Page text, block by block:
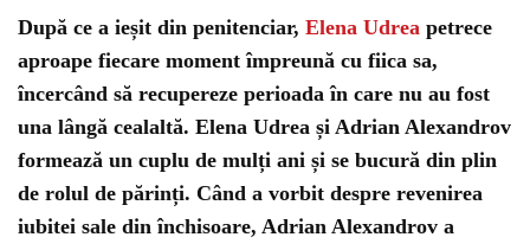
După ce a ieșit din penitenciar, Elena Udrea petrece
aproape fiecare moment împreună cu fiica sa,
încercând să recupereze perioada în care nu au fost
una lângă cealaltă. Elena Udrea și Adrian Alexandrov
formează un cuplu de mulți ani și se bucură din plin
de rolul de părinți. Când a vorbit despre revenirea
iubitei sale din închisoare, Adrian Alexandrov a